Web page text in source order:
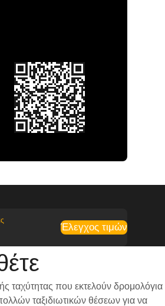
Έλεγχος τιμών
ταχύτητας που εκτελούν δρομολόγια
ταξιδιωτικών θέσεων για να